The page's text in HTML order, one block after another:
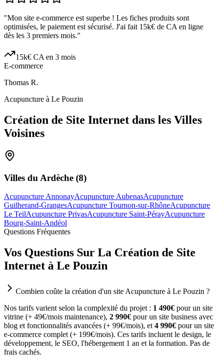
"Mon site e-commerce est superbe ! Les fiches produits sont
optimisées, le paiement est sécurisé. J'ai fait 15k€ de CA en ligne
dès les 3 premiers mois."
15k€ CA en 3 mois
E-commerce
Thomas R.
Acupuncture à Le Pouzin
Création de Site Internet dans les Villes
Voisines
Villes du Ardèche (8)
Acupuncture AnnonayAcupuncture AubenasAcupuncture
Guilherand-GrangesAcupuncture Tournon-sur-RhôneAcupuncture
Le TeilAcupuncture PrivasAcupuncture Saint-PérayAcupuncture
Bourg-Saint-Andéol
Questions Fréquentes
Vos Questions Sur La Création de Site
Internet à Le Pouzin
Combien coûte la création d'un site Acupuncture à Le Pouzin ?
Nos tarifs varient selon la complexité du projet : 1 490€ pour un site
vitrine (+ 49€/mois maintenance), 2 990€ pour un site business avec
blog et fonctionnalités avancées (+ 99€/mois), et 4 990€ pour un site
e-commerce complet (+ 199€/mois). Ces tarifs incluent le design, le
développement, le SEO, l'hébergement 1 an et la formation. Pas de
frais cachés.